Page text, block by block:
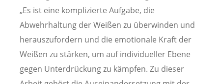
„Es ist eine komplizierte Aufgabe, die
Abwehrhaltung der Weißen zu überwinden und
herauszufordern und die emotionale Kraft der
Weißen zu stärken, um auf individueller Ebene
gegen Unterdrückung zu kämpfen. Zu dieser